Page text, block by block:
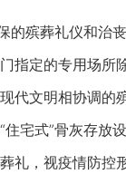
殡葬礼仪和治
指定的专用场所
代文明相协调的
宅式”骨灰存放
礼，视疫情防控